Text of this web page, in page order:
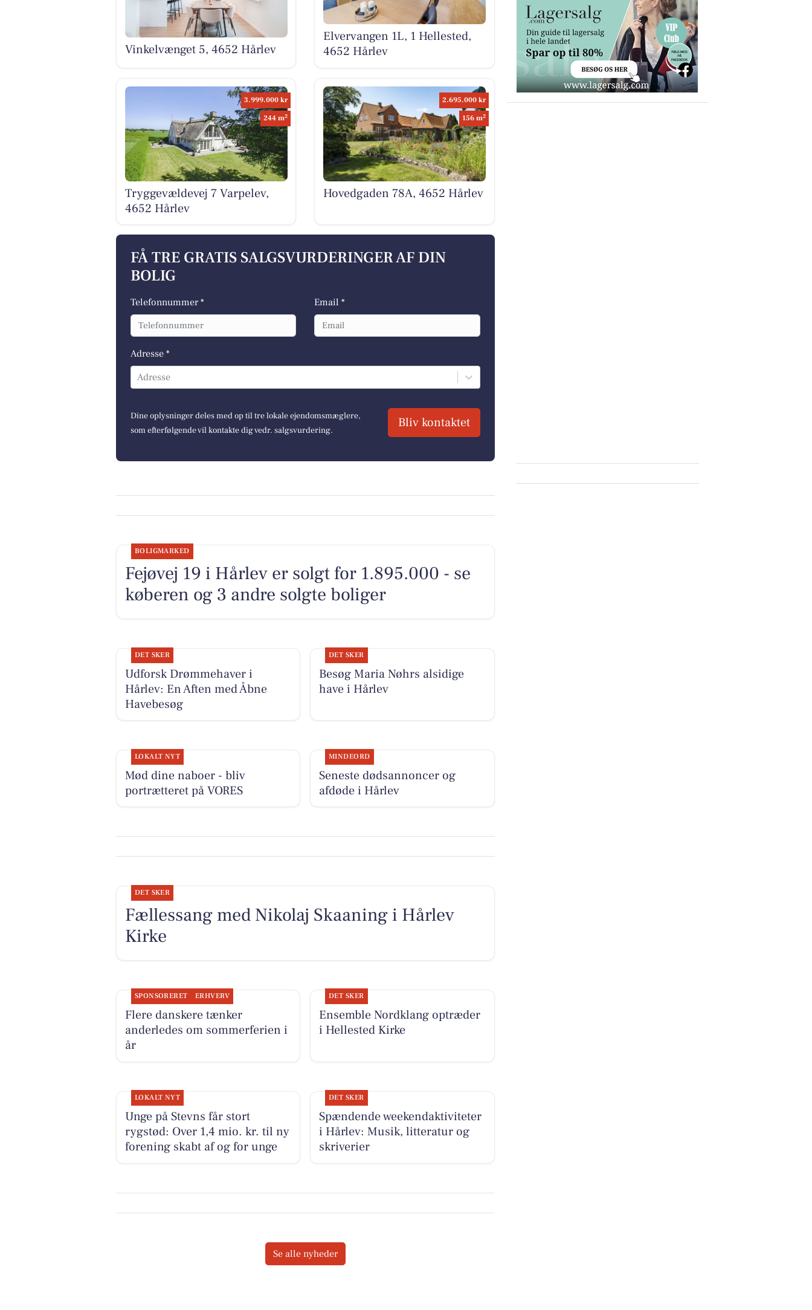
Vinkelvænget 5, 4652 Hårlev
Elvervangen 1L, 1 Hellested,
4652 Hårlev
3.999.000 kr
244 m2
Tryggevældevej 7 Varpelev,
4652 Hårlev
2.695.000 kr
156 m2
Hovedgaden 78A, 4652 Hårlev
FÅ TRE GRATIS SALGSVURDERINGER AF DIN
BOLIG
Telefonnummer * Email *
Adresse *
Adresse
Dine oplysninger deles med op til tre lokale ejendomsmæglere,
som efterfølgende vil kontakte dig vedr. salgsvurdering.
Bliv kontaktet
BOLIGMARKED
Fejøvej 19 i Hårlev er solgt for 1.895.000 - se
køberen og 3 andre solgte boliger
DET SKER
Udforsk Drømmehaver i
Hårlev: En Aften med Åbne
Havebesøg
DET SKER
Besøg Maria Nøhrs alsidige
have i Hårlev
LOKALT NYT
Mød dine naboer - bliv
portrætteret på VORES
MINDEORD
Seneste dødsannoncer og
afdøde i Hårlev
DET SKER
Fællessang med Nikolaj Skaaning i Hårlev
Kirke
SPONSORERET ERHVERV
Flere danskere tænker
anderledes om sommerferien i
år
DET SKER
Ensemble Nordklang optræder
i Hellested Kirke
LOKALT NYT
Unge på Stevns får stort
rygstød: Over 1,4 mio. kr. til ny
forening skabt af og for unge
DET SKER
Spændende weekendaktiviteter
i Hårlev: Musik, litteratur og
skriverier
Se alle nyheder